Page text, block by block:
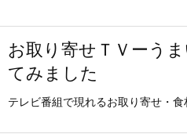
お取り寄せＴＶーう
てみました
テレビ番組で現れるお取り寄せ・